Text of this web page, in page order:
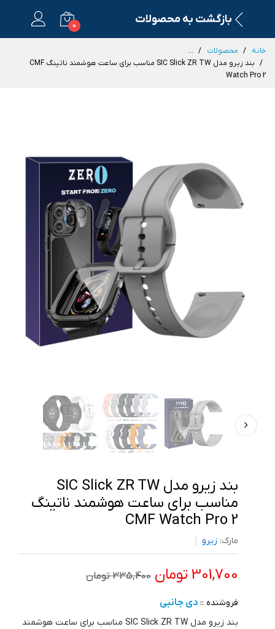
بازگشت به محصولات 0
خانه محصولات
...
بند زیرو مدل SIC Slick ZR TW مناسب برای ساعت هوشمند ناتینگ CMF
Watch Pro 2
بند زیرو مدل SIC Slick ZR TW
مناسب برای ساعت هوشمند ناتینگ
CMF Watch Pro 2
مارک: زیرو
301,700 تومان 335,400 تومان
فروشنده :: دی جانبی
بند زیرو مدل SIC Slick ZR TW مناسب برای ساعت هوشمند